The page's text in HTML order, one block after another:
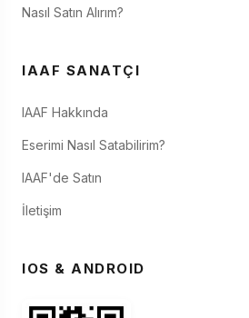
Nasıl Satın Alırım?
IAAF SANATÇI
IAAF Hakkında
Eserimi Nasıl Satabilirim?
IAAF'de Satın
İletişim
IOS & ANDROID